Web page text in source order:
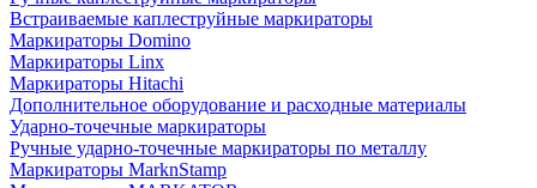
Встраиваемые каплеструйные маркираторы
Маркираторы Domino
Маркираторы Linx
Маркираторы Hitachi
Дополнительное оборудование и расходные материалы
Ударно-точечные маркираторы
Ручные ударно-точечные маркираторы по металлу
Маркираторы MarknStamp